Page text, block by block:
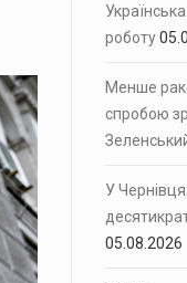
роботу
Менше
спробою
У
05.08.2026